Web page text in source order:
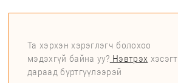
Та хэрхэн хэрэглэгч болохоо
мэдэхгүй байна уу? Нэвтрэх хэсэгт
дараад бүртгүүлээрэй